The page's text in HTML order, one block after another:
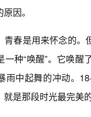
因。
青春是用来怀念的
一种“唤醒”。它唤
雨中起舞的冲动。
就是那段时光最完美